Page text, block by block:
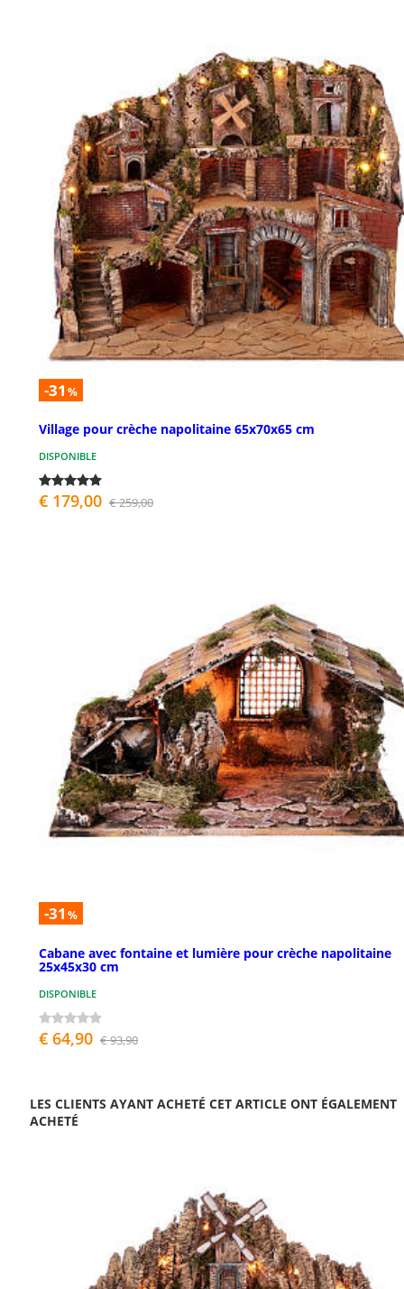
-31 %
Village pour crèche napolitaine 65x70x65 cm
DISPONIBLE
€ 179,00 € 259,00
-31 %
Cabane avec fontaine et lumière pour crèche napolitaine
25x45x30 cm
DISPONIBLE
€ 64,90 € 93,90
LES CLIENTS AYANT ACHETÉ CET ARTICLE ONT ÉGALEMENT
ACHETÉ